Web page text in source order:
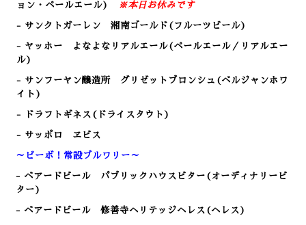
ョン・ペールエール)
※本日お休みです
- サンクトガーレン 湘南ゴールド(フルーツビール)
- ヤッホー よなよなリアルエール(ペールエール／リアルエー
ル)
- サンフーヤン醸造所 グリゼットブロンシュ(ベルジャンホワ
イト)
- ドラフトギネス(ドライスタウト)
- サッポロ ヱビス
～ビーボ！常設ブルワリー～
- ベアードビール パブリックハウスビター (オーディナリービ
ター)
- ベアードビール 修善寺ヘリテッジヘレス (ヘレス )